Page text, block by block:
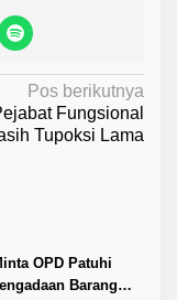
Pos berikutnya
Fungsional
Tupoksi Lama
OPD Patuhi
Barang